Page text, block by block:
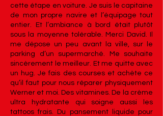
cette étape en voiture. Je suis le capitaine
de mon propre navire et l’équipage tout
entier. Et l’ambiance à bord était plutôt
sous la moyenne tolérable. Merci David. Il
me dépose un peu avant la ville, sur le
parking d’un supermarché. Me souhaite
sincèrement le meilleur. Et me quitte avec
un hug. Je fais des courses et achète ce
qu’il faut pour nous réparer physiquement
Werner et moi. Des vitamines. De la crème
ultra hydratante qui soigne aussi les
tattoos frais. Du pansement liquide pour